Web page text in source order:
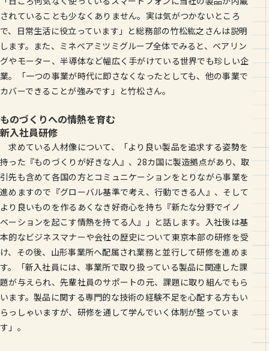
されていることも少なくありません。実は気がつかないところ
で、日常生活に役立っています」と総務部の竹松紘之さんは説明
します。また、ミネベアミツミグループ全体でみると、ベアリン
グやモーター、半導体など幅広く手がけている世界でも珍しい企
業。「一つの事業が時代に即さなくなったとしても、他の事業で
カバーできることが強みです」と竹松さん。
ものづくりへの情熱を育む
新入社員研修
求めている人材像について、「より良い製品を追求する姿勢を
持った『ものづくりが好きな人』、28カ国に製造拠点があり、取
引先も含めて各国の方とコミュニケーションをとりながら事業を
進めますので『グローバル基準で考え、行動できる人』、そして
より良いものを作るあくなき好奇心を持ち『新たな分野でイノ
ベーションを起こす情熱を持てる人』」と話します。入社後は基
本的なビジネスマナーや会社の歴史について東京本部の研修を受
け、その後、山形事業所へ配属され業務と並行して研修を進めま
す。「新入社員には、事業所で取り扱っている製品に関連した課
題が与えられ、先輩社員のサポートの元、課題に取り組んでもら
います。製品に関する専門的な技術の経験不足を心配する方もい
らっしゃいますが、研修を通して学んでいく体制が整っていま
す」。